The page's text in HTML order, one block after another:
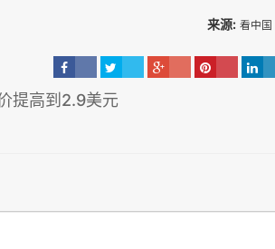
来源: 看中国
提高到2.9美元